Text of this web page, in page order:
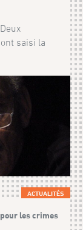
saisi la
ACTUALITÉS
les crimes